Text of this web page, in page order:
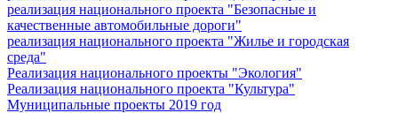
реализация национального проекта "Безопасные и
качественные автомобильные дороги"
реализация национального проекта "Жилье и городская
среда"
Реализация национального проекты "Экология"
Реализация национального проекта "Культура"
Муниципальные проекты 2019 год